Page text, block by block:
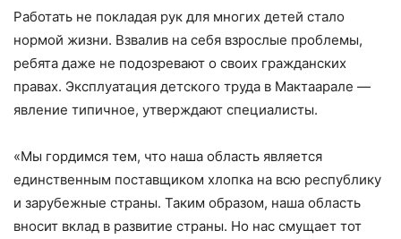
Работать не покладая рук для многих детей стало
нормой жизни. Взвалив на себя взрослые проблемы,
ребята даже не подозревают о своих гражданских
правах. Эксплуатация детского труда в Мактаарале —
явление типичное, утверждают специалисты.
«Мы гордимся тем, что наша область является
единственным поставщиком хлопка на всю республику
и зарубежные страны. Таким образом, наша область
вносит вклад в развитие страны. Но нас смущает тот